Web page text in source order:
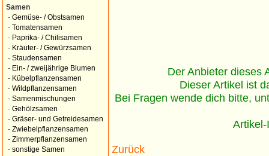
Samen
- Gemüse- / Obstsamen
- Tomatensamen
- Paprika- / Chilisamen
- Kräuter- / Gewürzsamen
- Staudensamen
- Ein- / zweijährige Blumen
- Kübelpflanzensamen
- Wildpflanzensamen
- Samenmischungen
- Gehölzsamen
- Gräser- und Getreidesamen
- Zwiebelpflanzensamen
- Zimmerpflanzensamen
- sonstige Samen
Der Anbieter dieses
Dieser Artikel ist
Bei Fragen wende dich bitte,
Zurück